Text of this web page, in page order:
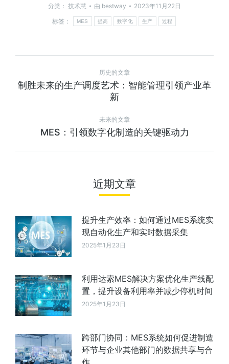
分类： 技术慧 由 bestway
2023年11月22日
标签：
MES 提高 数字化 生产 过程
历史的文章
制胜未来的生产调度艺术：智能管理引领产业革
新
未来的文章
MES：引领数字化制造的关键驱动力
近期文章
提升生产效率：如何通过MES系统实
现自动化生产和实时数据采集
2025年1月23日
利用达索MES解决方案优化生产线配
置，提升设备利用率并减少停机时间
2025年1月23日
跨部门协同：MES系统如何促进制造
环节与企业其他部门的数据共享与合
作